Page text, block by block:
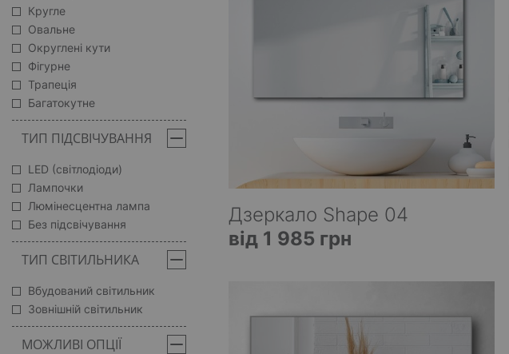
Кругле
Овальне
Округлені кути
Фігурне
Трапеція
Багатокутне
ТИП ПІДСВІЧУВАННЯ
LED (світлодіоди)
Лампочки
Люмінесцентна лампа
Без підсвічування
ТИП СВІТИЛЬНИКА
Вбудований світильник
Зовнішній світильник
МОЖЛИВІ ОПЦІЇ
Дзеркало Shape 04
від 1 985 грн